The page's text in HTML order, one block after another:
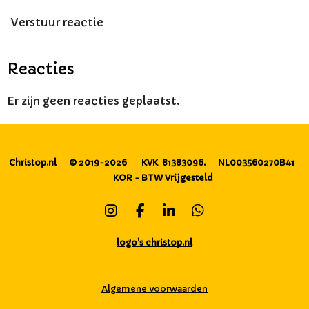
Verstuur reactie
Reacties
Er zijn geen reacties geplaatst.
Christop.nl © 2019-2026 KVK 81383096. NL003560270B41
KOR - BTW Vrijgesteld
I
r
F
c
o
L
n
I
W
p
logo's christop.nl
Algemene voorwaarden